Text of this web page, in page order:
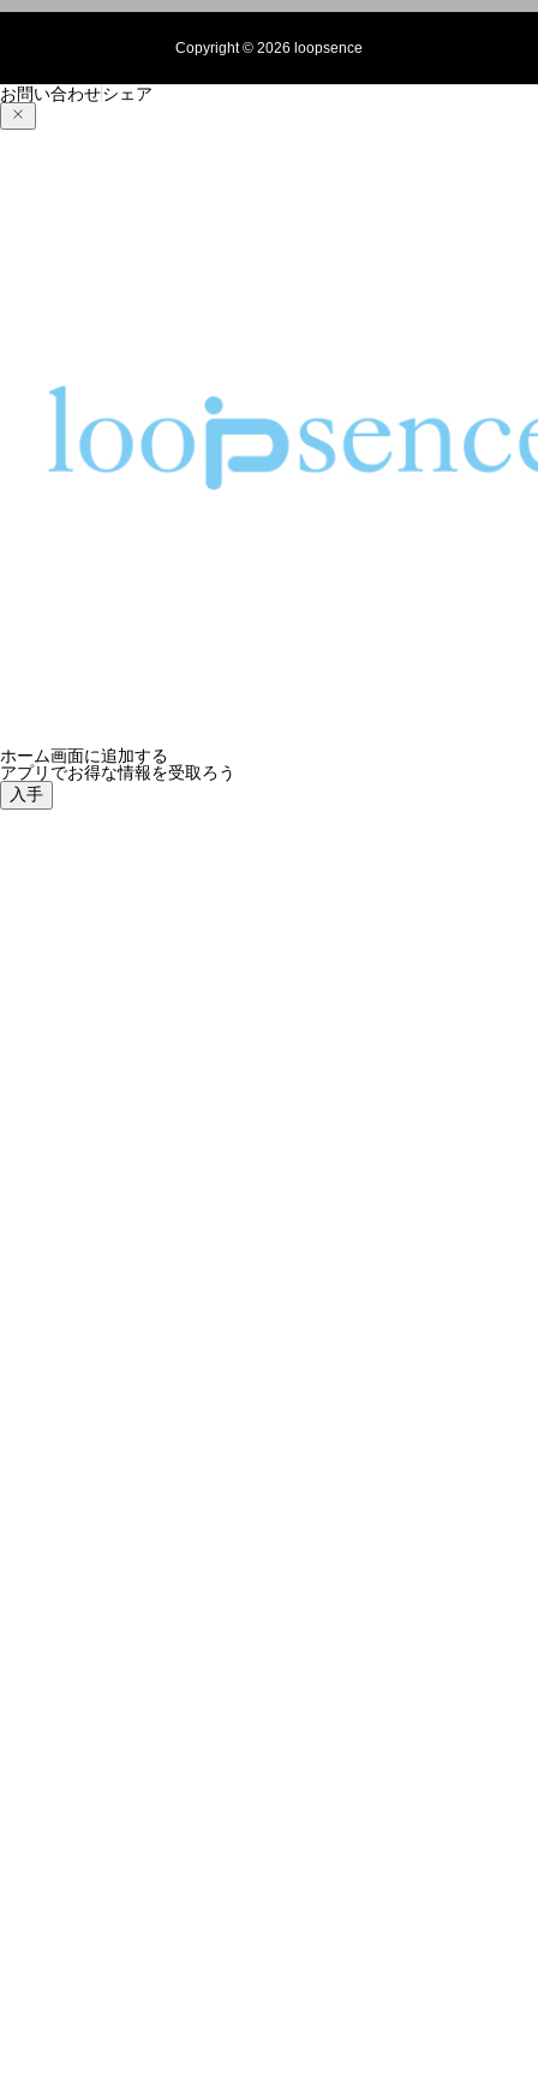
Copyright © 2026 loopsence
お問い合わせシェア
ホーム画面に追加する
アプリでお得な情報を受取ろう
入手